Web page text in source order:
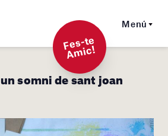
Menú
F
es-t
e
A
mi
c!
un somni de sant joan